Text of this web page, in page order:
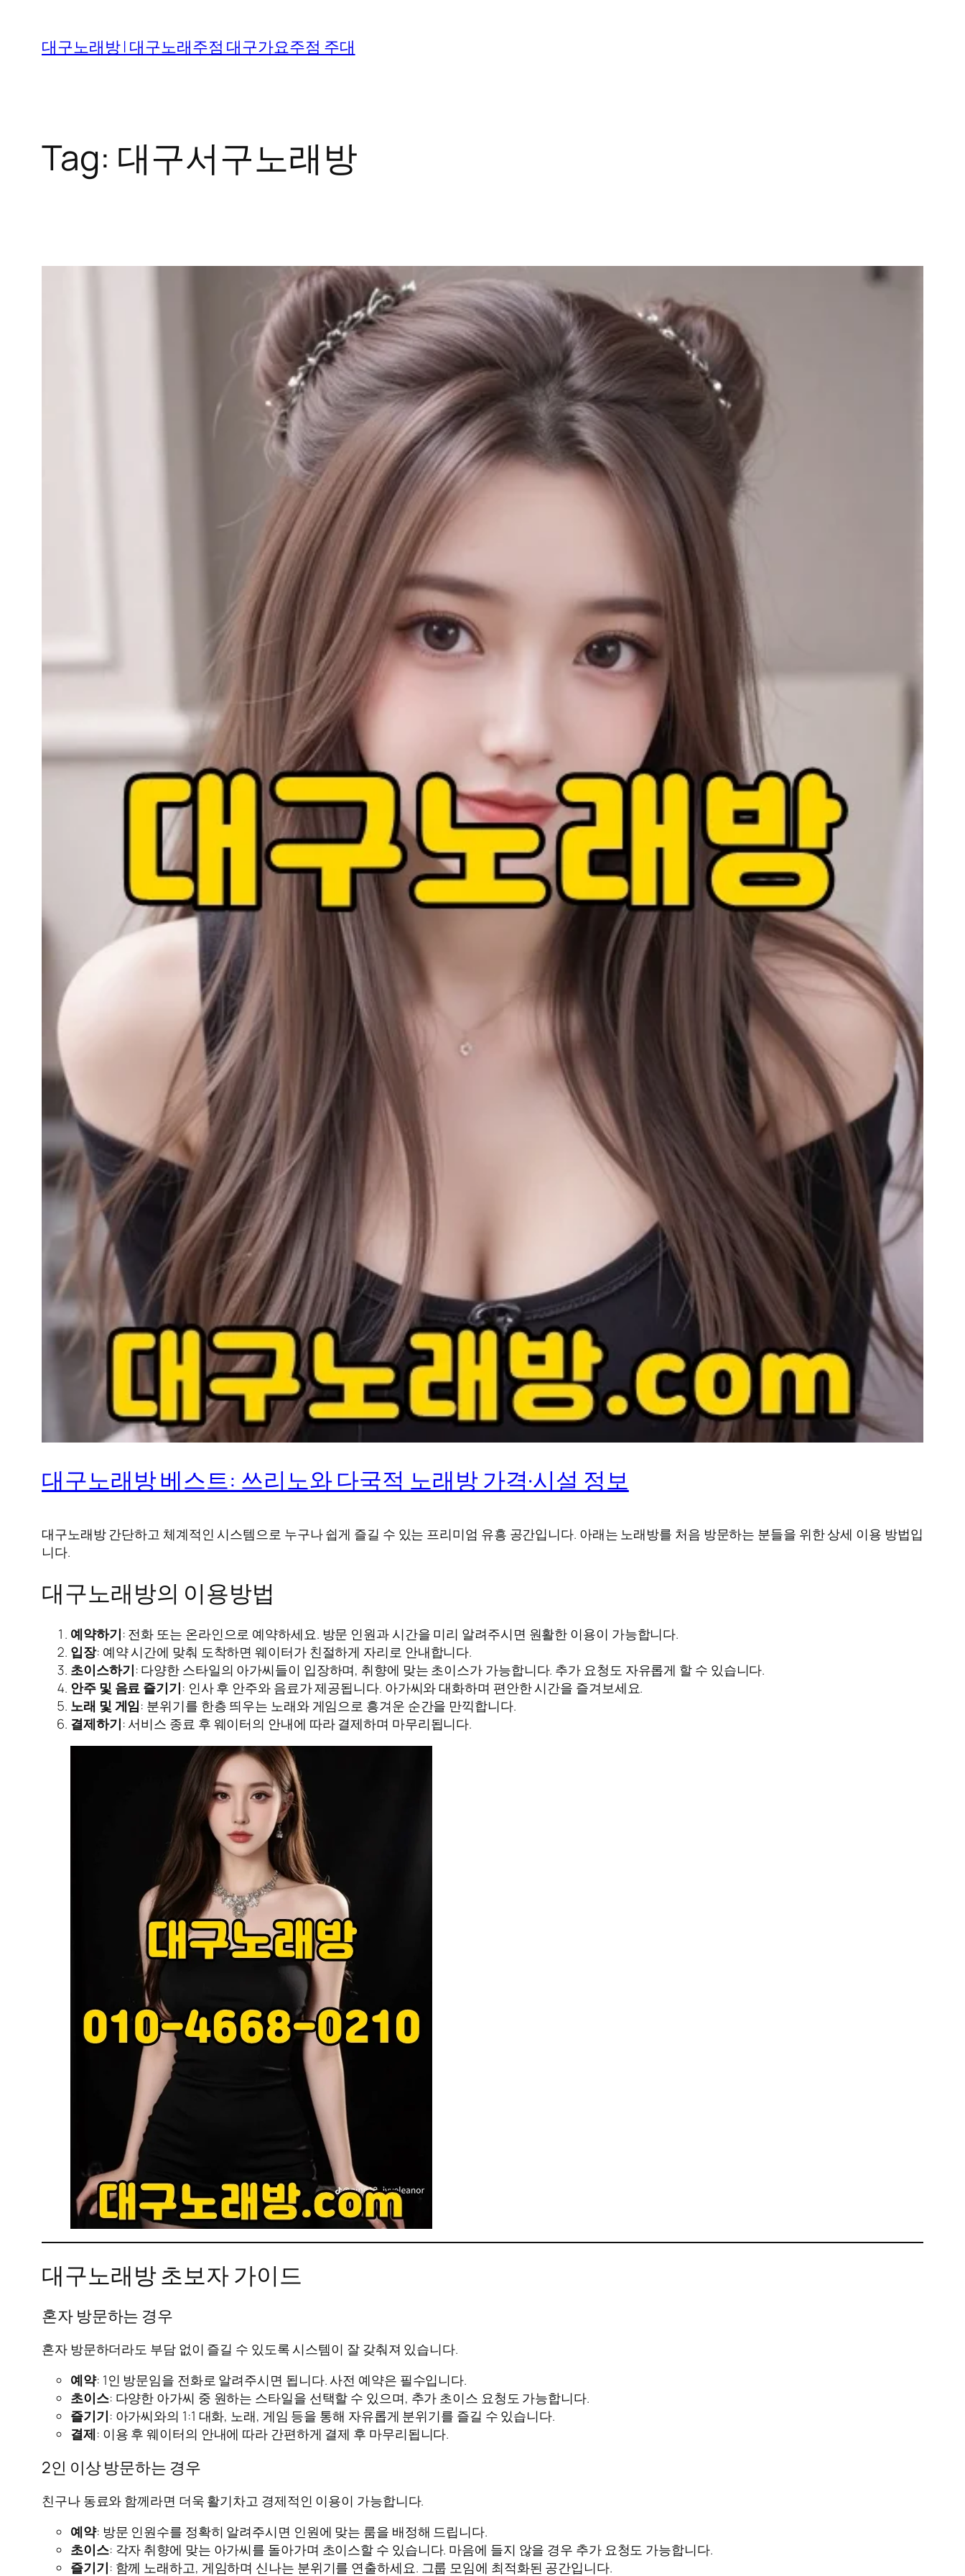
content
대구노래방 | 대구노래주점 대구가요주점 주대
Tag: 대구서구노래방
대구노래방 베스트: 쓰리노와 다국적 노래방 가격·시설 정보
대구노래방 간단하고 체계적인 시스템으로 누구나 쉽게 즐길 수 있는 프리미엄 유흥 공간입니다. 아래는 노래방를 처음 방문하는 분들을 위한 상세 이용 방법입
니다.
대구노래방의 이용방법
예약하기: 전화 또는 온라인으로 예약하세요. 방문 인원과 시간을 미리 알려주시면 원활한 이용이 가능합니다.
입장: 예약 시간에 맞춰 도착하면 웨이터가 친절하게 자리로 안내합니다.
초이스하기: 다양한 스타일의 아가씨들이 입장하며, 취향에 맞는 초이스가 가능합니다. 추가 요청도 자유롭게 할 수 있습니다.
안주 및 음료 즐기기: 인사 후 안주와 음료가 제공됩니다. 아가씨와 대화하며 편안한 시간을 즐겨보세요.
노래 및 게임: 분위기를 한층 띄우는 노래와 게임으로 흥겨운 순간을 만끽합니다.
결제하기: 서비스 종료 후 웨이터의 안내에 따라 결제하며 마무리됩니다.
대구노래방 초보자 가이드
혼자 방문하는 경우
혼자 방문하더라도 부담 없이 즐길 수 있도록 시스템이 잘 갖춰져 있습니다.
예약: 1인 방문임을 전화로 알려주시면 됩니다. 사전 예약은 필수입니다.
초이스: 다양한 아가씨 중 원하는 스타일을 선택할 수 있으며, 추가 초이스 요청도 가능합니다.
즐기기: 아가씨와의 1:1 대화, 노래, 게임 등을 통해 자유롭게 분위기를 즐길 수 있습니다.
결제: 이용 후 웨이터의 안내에 따라 간편하게 결제 후 마무리됩니다.
2인 이상 방문하는 경우
친구나 동료와 함께라면 더욱 활기차고 경제적인 이용이 가능합니다.
예약: 방문 인원수를 정확히 알려주시면 인원에 맞는 룸을 배정해 드립니다.
초이스: 각자 취향에 맞는 아가씨를 돌아가며 초이스할 수 있습니다. 마음에 들지 않을 경우 추가 요청도 가능합니다.
즐기기: 함께 노래하고, 게임하며 신나는 분위기를 연출하세요. 그룹 모임에 최적화된 공간입니다.